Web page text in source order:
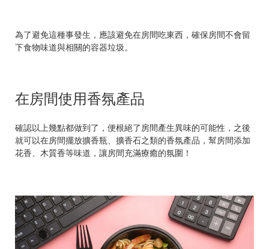
為了避免這種事發生，應該避免在房間吃東西，確保房間不會留
下食物味道與相關的容器垃圾。
在房間使用香氛產品
確認以上幾點都做到了，便根絕了房間產生異味的可能性，之後
就可以在房間擺放擴香瓶、擴香石之類的香氛產品，幫房間添加
花香、木質香等味道，讓房間充滿療癒的氛圍！